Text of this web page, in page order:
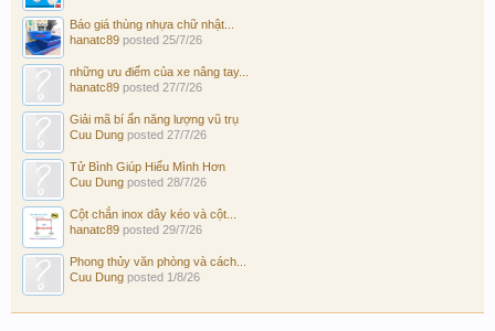
Báo giá thùng nhựa chữ nhật...
hanatc89 posted 25/7/26
những ưu điểm của xe nâng tay...
hanatc89 posted 27/7/26
Giải mã bí ẩn năng lượng vũ trụ
Cuu Dung posted 27/7/26
Tử Bình Giúp Hiểu Mình Hơn
Cuu Dung posted 28/7/26
Cột chắn inox dây kéo và cột...
hanatc89 posted 29/7/26
Phong thủy văn phòng và cách...
Cuu Dung posted 1/8/26